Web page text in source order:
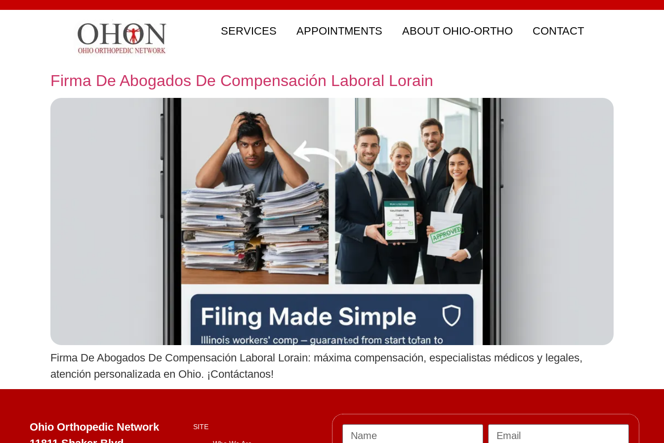
SERVICES APPOINTMENTS ABOUT OHIO-ORTHO CONTACT
Firma De Abogados De Compensación Laboral Lorain
Firma De Abogados De Compensación Laboral Lorain: máxima compensación, especialistas médicos y legales,
atención personalizada en Ohio. ¡Contáctanos!
Ohio Orthopedic Network
SITE